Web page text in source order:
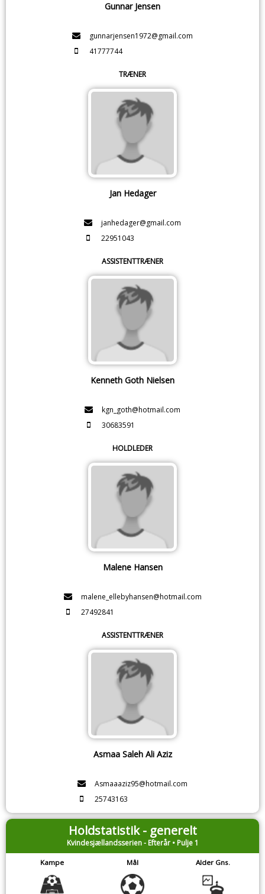
Gunnar Jensen
gunnarjensen1972@gmail.com
41777744
TRÆNER
Jan Hedager
janhedager@gmail.com
22951043
ASSISTENTTRÆNER
Kenneth Goth Nielsen
kgn_goth@hotmail.com
30683591
HOLDLEDER
Malene Hansen
malene_ellebyhansen@hotmail.com
27492841
ASSISTENTTRÆNER
Asmaa Saleh Ali Aziz
Asmaaaziz95@hotmail.com
25743163
Holdstatistik - generelt
Kvindesjællandsserien - Efterår • Pulje 1
Kampe Mål Alder Gns.